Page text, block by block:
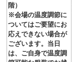
階）
※会場の温度調節に
ついてはご要望にお
応えできない場合が
ございます。当日
は、ご自身で温度調